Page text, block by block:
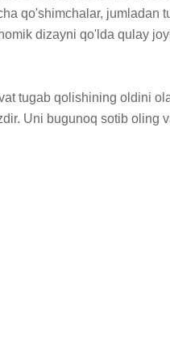
qo'shimchalar, jumladan
dizayni qo'lda qulay
tugab qolishining oldini
Uni bugunoq sotib oling